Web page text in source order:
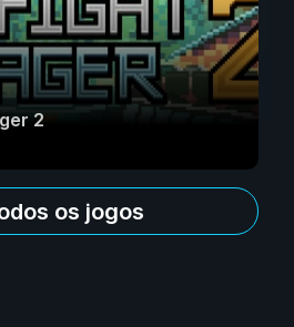
2
os jogos